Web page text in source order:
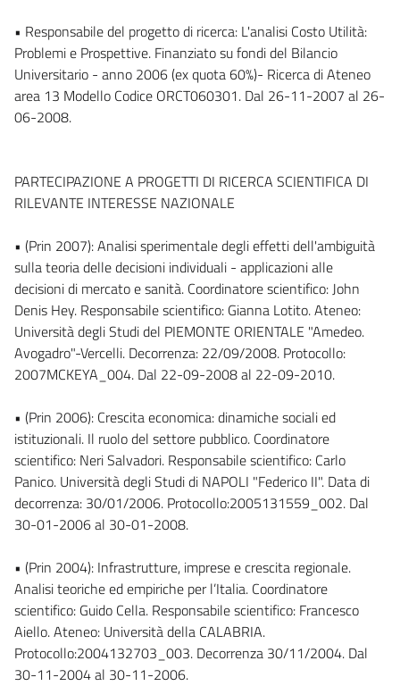
• Responsabile del progetto di ricerca: L'analisi Costo Utilità:
Problemi e Prospettive. Finanziato su fondi del Bilancio
Universitario - anno 2006 (ex quota 60%)- Ricerca di Ateneo
area 13 Modello Codice ORCT060301. Dal 26-11-2007 al 26-
06-2008.
PARTECIPAZIONE A PROGETTI DI RICERCA SCIENTIFICA DI
RILEVANTE INTERESSE NAZIONALE
• (Prin 2007): Analisi sperimentale degli effetti dell'ambiguità
sulla teoria delle decisioni individuali - applicazioni alle
decisioni di mercato e sanità. Coordinatore scientifico: John
Denis Hey. Responsabile scientifico: Gianna Lotito. Ateneo:
Università degli Studi del PIEMONTE ORIENTALE "Amedeo.
Avogadro"-Vercelli. Decorrenza: 22/09/2008. Protocollo:
2007MCKEYA_004. Dal 22-09-2008 al 22-09-2010.
• (Prin 2006): Crescita economica: dinamiche sociali ed
istituzionali. Il ruolo del settore pubblico. Coordinatore
scientifico: Neri Salvadori. Responsabile scientifico: Carlo
Panico. Università degli Studi di NAPOLI "Federico II". Data di
decorrenza: 30/01/2006. Protocollo:2005131559_002. Dal
30-01-2006 al 30-01-2008.
• (Prin 2004): Infrastrutture, imprese e crescita regionale.
Analisi teoriche ed empiriche per l’Italia. Coordinatore
scientifico: Guido Cella. Responsabile scientifico: Francesco
Aiello. Ateneo: Università della CALABRIA.
Protocollo:2004132703_003. Decorrenza 30/11/2004. Dal
30-11-2004 al 30-11-2006.